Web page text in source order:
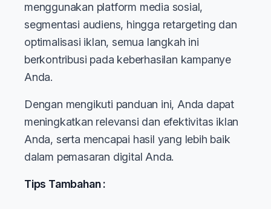
menggunakan platform media sosial,
segmentasi audiens, hingga retargeting dan
optimalisasi iklan, semua langkah ini
berkontribusi pada keberhasilan kampanye
Anda.
Dengan mengikuti panduan ini, Anda dapat
meningkatkan relevansi dan efektivitas iklan
Anda, serta mencapai hasil yang lebih baik
dalam pemasaran digital Anda.
Tips Tambahan :